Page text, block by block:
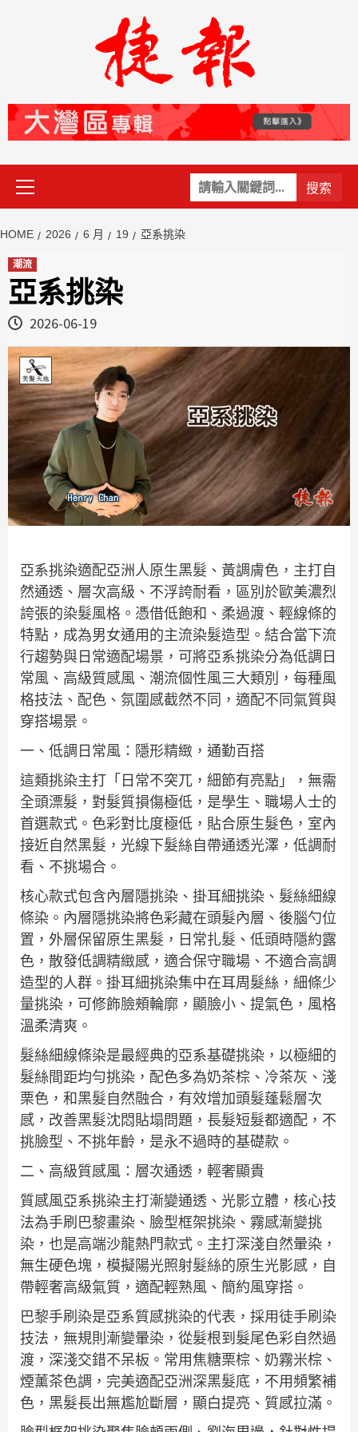
關
鍵
Primary
Menu
HOME 2026 6 月 19 亞系挑染
潮流
亞系挑染
2026-06-19
亞系挑染適配亞洲人原生黑髮、黃調膚色，主打自
然通透、層次高級、不浮誇耐看，區別於歐美濃烈
誇張的染髮風格。憑借低飽和、柔過渡、輕線條的
特點，成為男女通用的主流染髮造型。結合當下流
行趨勢與日常適配場景，可將亞系挑染分為低調日
常風、高級質感風、潮流個性風三大類別，每種風
格技法、配色、氛圍感截然不同，適配不同氣質與
穿搭場景。
一、低調日常風：隱形精緻，通勤百搭
這類挑染主打「日常不突兀，細節有亮點」，無需
全頭漂髮，對髮質損傷極低，是學生、職場人士的
首選款式。色彩對比度極低，貼合原生髮色，室內
接近自然黑髮，光線下髮絲自帶通透光澤，低調耐
看、不挑場合。
核心款式包含內層隱挑染、掛耳細挑染、髮絲細線
條染。內層隱挑染將色彩藏在頭髮內層、後腦勺位
置，外層保留原生黑髮，日常扎髮、低頭時隱約露
色，散發低調精緻感，適合保守職場、不適合高調
造型的人群。掛耳細挑染集中在耳周髮絲，細條少
量挑染，可修飾臉頰輪廓，顯臉小、提氣色，風格
溫柔清爽。
髮絲細線條染是最經典的亞系基礎挑染，以極細的
髮絲間距均勻挑染，配色多為奶茶棕、冷茶灰、淺
栗色，和黑髮自然融合，有效增加頭髮蓬鬆層次
感，改善黑髮沈悶貼塌問題，長髮短髮都適配，不
挑臉型、不挑年齡，是永不過時的基礎款。
二、高級質感風：層次通透，輕奢顯貴
質感風亞系挑染主打漸變通透、光影立體，核心技
法為手刷巴黎畫染、臉型框架挑染、霧感漸變挑
染，也是高端沙龍熱門款式。主打深淺自然暈染，
無生硬色塊，模擬陽光照射髮絲的原生光影感，自
帶輕奢高級氣質，適配輕熟風、簡約風穿搭。
巴黎手刷染是亞系質感挑染的代表，採用徒手刷染
技法，無規則漸變暈染，從髮根到髮尾色彩自然過
渡，深淺交錯不呆板。常用焦糖栗棕、奶霧米棕、
煙薰茶色調，完美適配亞洲深黑髮底，不用頻繁補
色，黑髮長出無尷尬斷層，顯白提亮、質感拉滿。